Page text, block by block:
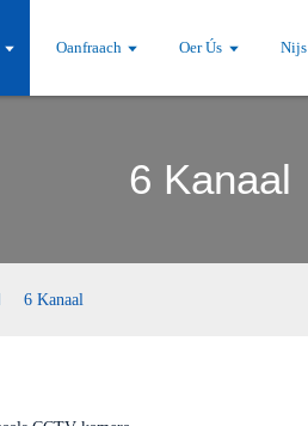
Oanfraach Oer Ús Nijs
6 Kanaal
6 Kanaal